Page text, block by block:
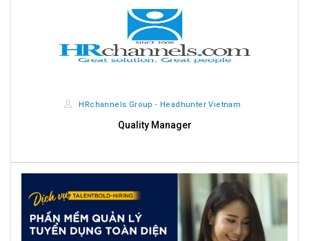
HRchannels Group - Headhunter Vietnam
Quality Manager